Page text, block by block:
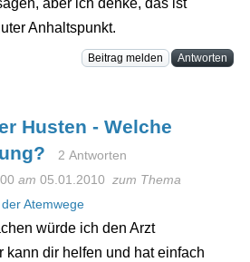
aber ich denke, das ist
Anhaltspunkt.
Beitrag melden Antworten
Husten - Welche
2 Antworten
am 05.01.2010 zum Thema
Atemwege
würde ich den Arzt
kann dir helfen und hat einfach